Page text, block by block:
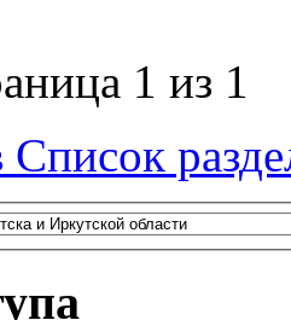
1 из 1
Список